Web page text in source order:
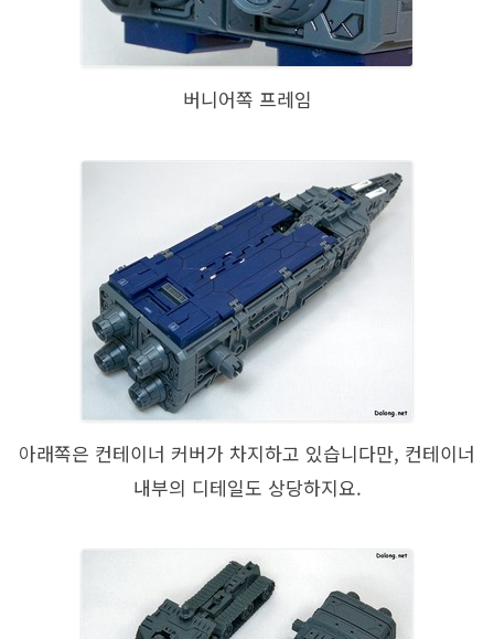
버니어쪽 프레임
아래쪽은 컨테이너 커버가 차지하고 있습니다만, 컨테이너
내부의 디테일도 상당하지요.